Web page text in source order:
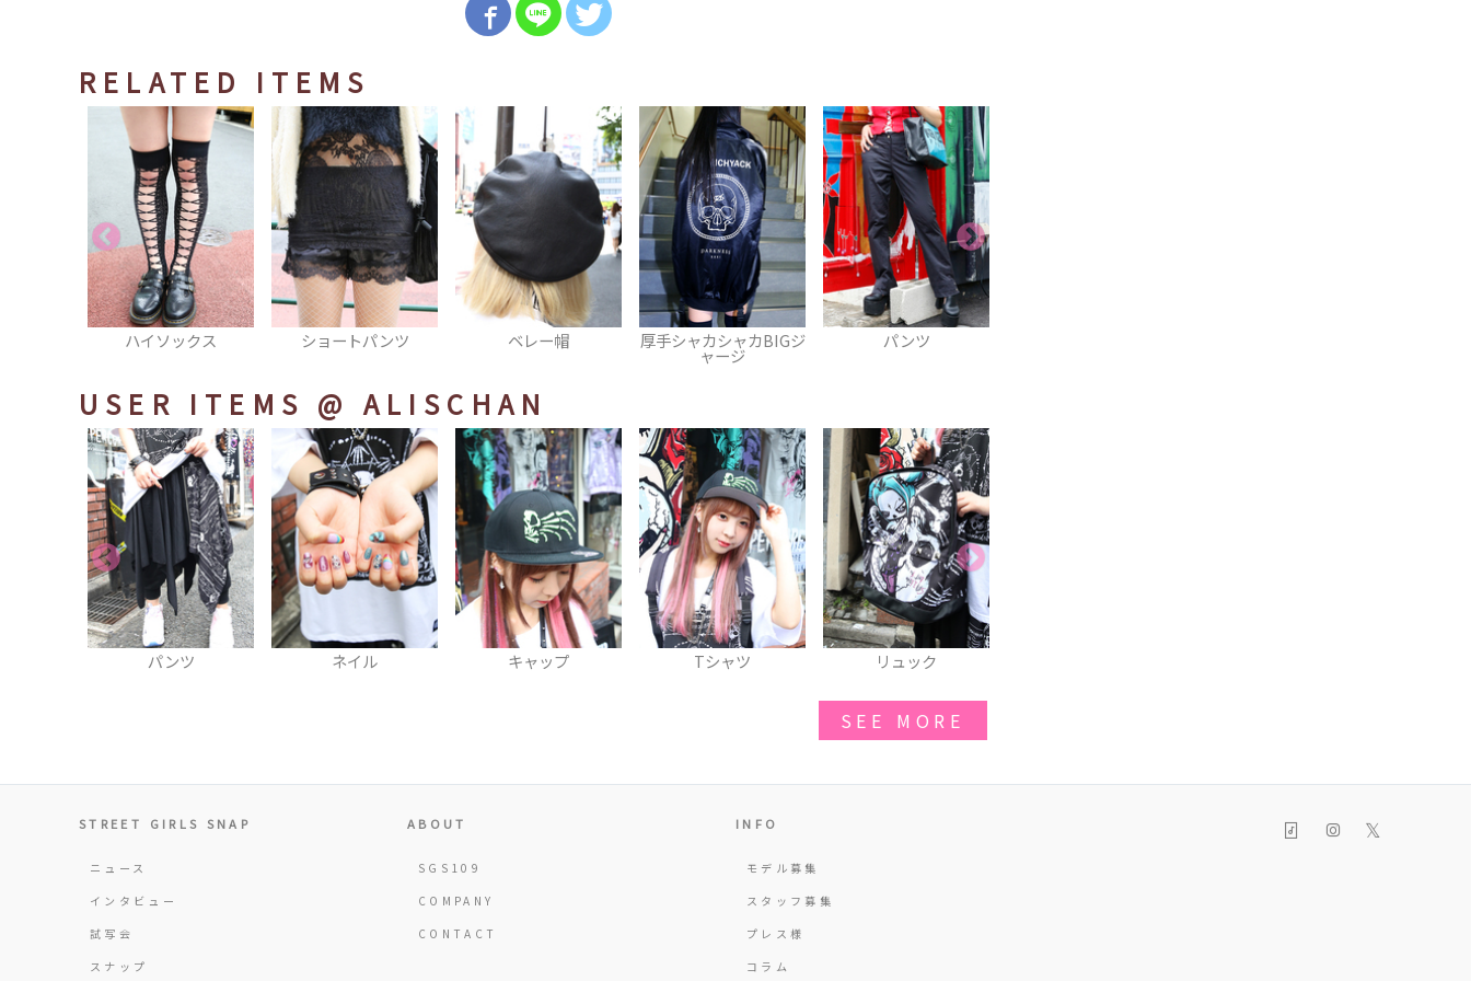
RELATED ITEMS
ショートパンツ ベレー帽 厚手シャカシャカBIGジ
ャージ
パンツ ベルト
USER ITEMS @ ALISCHAN
ネイル キャップ Tシャツ リュック SICKS PUMPKIN
BEARビッグスウェット
SEE MORE
STREET GIRLS SNAP
ニュース
インタビュー
試写会
スナップ
ABOUT
SGS109
COMPANY
CONTACT
INFO
モデル募集
スタッフ募集
プレス様
コラム
𝕏